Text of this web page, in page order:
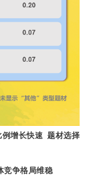
增长快速 题材选择
竞争格局维稳